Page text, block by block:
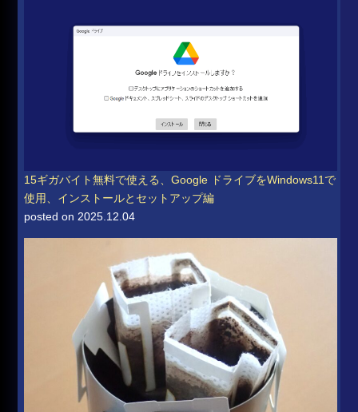
15ギガバイト無料で使える、Google ドライブをWindows11で
使用、インストールとセットアップ編
posted on 2025.12.04